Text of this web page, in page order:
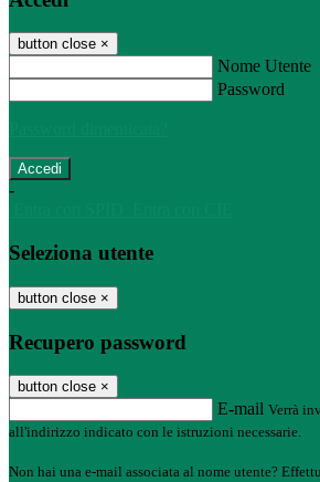
button close ×
Nome Utente
Password
-
Seleziona utente
button close ×
Recupero password
button close ×
E-mail Verrà
all'indirizzo indicato con le istruzioni necessarie.
Non hai una e-mail associata al nome utente?